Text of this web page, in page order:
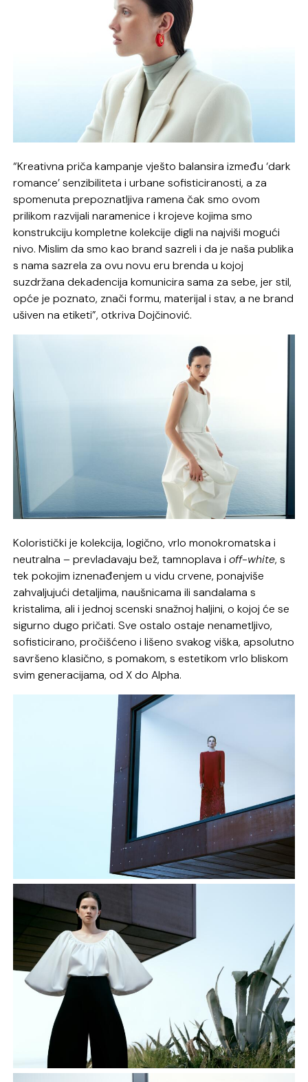
“Kreativna priča kampanje vješto balansira između ‘dark
romance’ senzibiliteta i urbane sofisticiranosti, a za
spomenuta prepoznatljiva ramena čak smo ovom
prilikom razvijali naramenice i krojeve kojima smo
konstrukciju kompletne kolekcije digli na najviši mogući
nivo. Mislim da smo kao brand sazreli i da je naša publika
s nama sazrela za ovu novu eru brenda u kojoj
suzdržana dekadencija komunicira sama za sebe, jer stil,
opće je poznato, znači formu, materijal i stav, a ne brand
ušiven na etiketi”, otkriva Dojčinović.
Koloristički je kolekcija, logično, vrlo monokromatska i
neutralna – prevladavaju bež, tamnoplava ioff-white, s
tek pokojim iznenađenjem u vidu crvene, ponajviše
zahvaljujući detaljima, naušnicama ili sandalama s
kristalima, ali i jednoj scenski snažnoj haljini, o kojoj će se
sigurno dugo pričati. Sve ostalo ostaje nenametljivo,
sofisticirano, pročišćeno i lišeno svakog viška, apsolutno
savršeno klasično, s pomakom, s estetikom vrlo bliskom
svim generacijama, od X do Alpha.